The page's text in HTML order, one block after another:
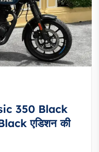
350 Black
एडिशन की